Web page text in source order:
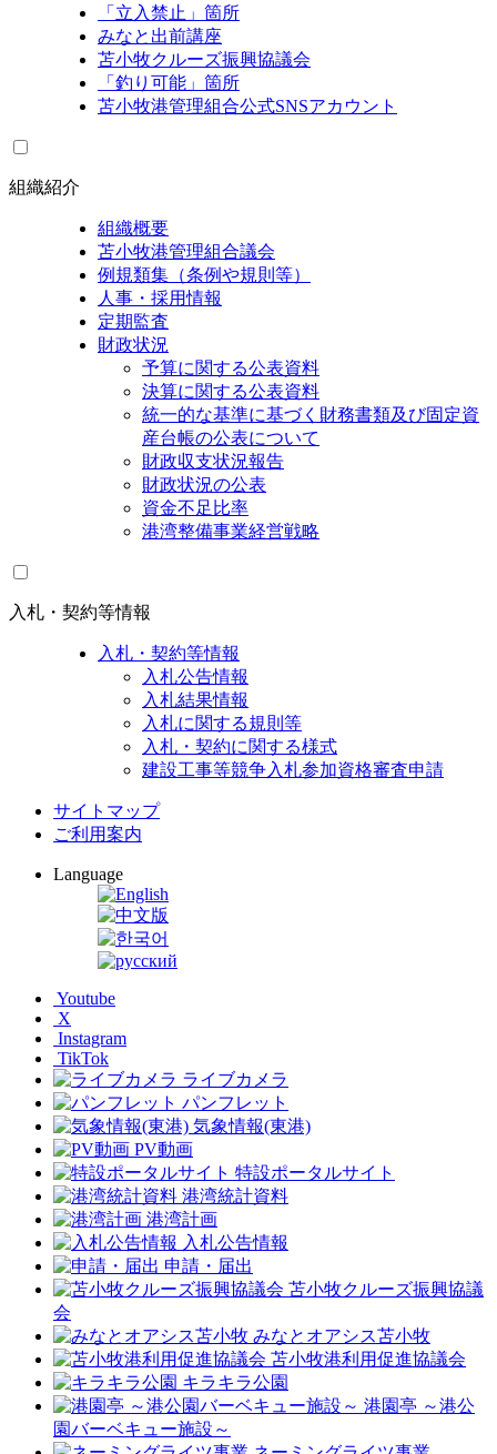
「立入禁止」箇所
みなと出前講座
苫小牧クルーズ振興協議会
「釣り可能」箇所
苫小牧港管理組合公式SNSアカウント
組織紹介
組織概要
苫小牧港管理組合議会
例規類集（条例や規則等）
人事・採用情報
定期監査
財政状況
予算に関する公表資料
決算に関する公表資料
統一的な基準に基づく財務書類及び固定資
産台帳の公表について
財政収支状況報告
財政状況の公表
資金不足比率
港湾整備事業経営戦略
入札・契約等情報
入札・契約等情報
入札公告情報
入札結果情報
入札に関する規則等
入札・契約に関する様式
建設工事等競争入札参加資格審査申請
サイトマップ
ご利用案内
Language
Youtube
X
Instagram
TikTok
ライブカメラ
パンフレット
気象情報(東港)
PV動画
特設ポータルサイト
港湾統計資料
港湾計画
入札公告情報
申請・届出
苫小牧クルーズ振興協議
会
みなとオアシス苫小牧
苫小牧港利用促進協議会
キラキラ公園
港園亭 ～港公
園バーベキュー施設～